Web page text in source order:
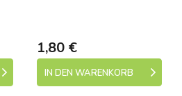
1,80 €
IN DEN WARENKORB